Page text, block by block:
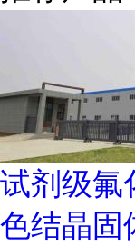
试剂级氟
色结晶固